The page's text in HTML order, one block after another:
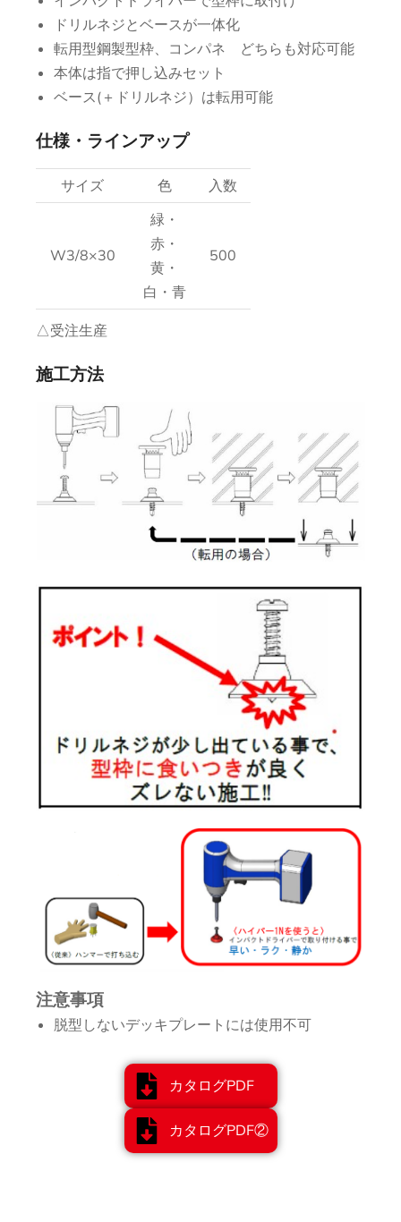
ドリルネジとベースが一体化
転用型鋼製型枠、コンパネ どちらも対応可能
本体は指で押し込みセット
ベース(＋ドリルネジ）は転用可能
仕様・ラインアップ
サイズ 色 入数
W3/8×30
緑・
赤・
黄・
白・青
500
△受注生産
施工方法
注意事項
脱型しないデッキプレートには使用不可
カタログPDF
カタログPDF②